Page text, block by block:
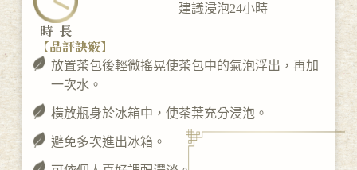
時長
建議浸泡24小時
【品評訣竅】
放置茶包後輕微搖晃使茶包中的氣泡浮出，再加
一次水。
橫放瓶身於冰箱中，使茶葉充分浸泡。
避免多次進出冰箱。